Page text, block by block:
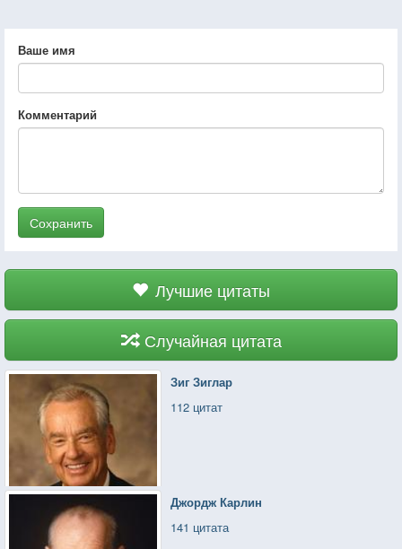
Ваше имя
Комментарий
Сохранить
Лучшие цитаты
Случайная цитата
Зиг Зиглар
112 цитат
Джордж Карлин
141 цитата